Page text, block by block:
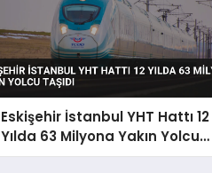
Eskişehir İstanbul YHT Hattı 12
Yılda 63 Milyona Yakın Yolcu
Taşıdı